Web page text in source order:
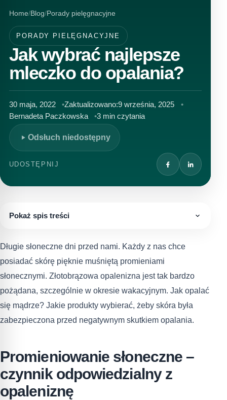
Home Blog Porady pielęgnacyjne
PORADY PIELĘGNACYJNE
Jak wybrać najlepsze
mleczko do opalania?
30 maja, 2022 Zaktualizowano:9 września, 2025
Bernadeta Paczkowska
3 min czytania
Odsłuch niedostępny
UDOSTĘPNIJ
Pokaż spis treści
Długie słoneczne dni przed nami. Każdy z nas chce
posiadać skórę pięknie muśniętą promieniami
słonecznymi. Złotobrązowa opalenizna jest tak bardzo
pożądana, szczególnie w okresie wakacyjnym. Jak opalać
się mądrze? Jakie produkty wybierać, żeby skóra była
zabezpieczona przed negatywnym skutkiem opalania.
Promieniowanie słoneczne –
czynnik odpowiedzialny z
opaleniznę